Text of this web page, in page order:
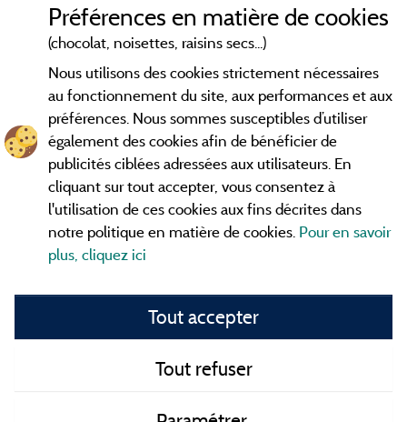
Conditions générales d'utilisation
Contact
CGV
Les meilleurscampings en Ardèche . Consultez les fiches de
nos adhérents et découvrez nos meilleures offres dans les
Gorges de l'Ardèche, le célèbrePont d'Arc, la grotte de l'Aven
d'Orgnac, Le mont Gerbier de Jonc ou le mont Mézenc...
informez vous directement ici en ligne avant de contacter le
Faites vous votre propre idée du camping, au pied d'un lac,
avec clubenfants, avec vos animaux de compagnie, sous la
ou dans un mobil home ou même de
Préférences en matière de cookies
(chocolat, noisettes, raisins secs...)
Nous utilisons des cookies strictement nécessaires
au fonctionnement du site, aux performances et aux
préférences. Nous sommes susceptibles d’utiliser
également des cookies afin de bénéficier de
publicités ciblées adressées aux utilisateurs. En
cliquant sur tout accepter, vous consentez à
l'utilisation de ces cookies aux fins décrites dans
notre politique en matière de cookies. Pour en savoir
plus, cliquez ici
Tout accepter
Tout refuser